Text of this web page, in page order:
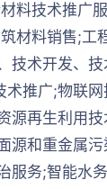
料技术推广
材料销售;工
技术开发、
术推广;物联
源再生利用
源和重金属
服务;智能水